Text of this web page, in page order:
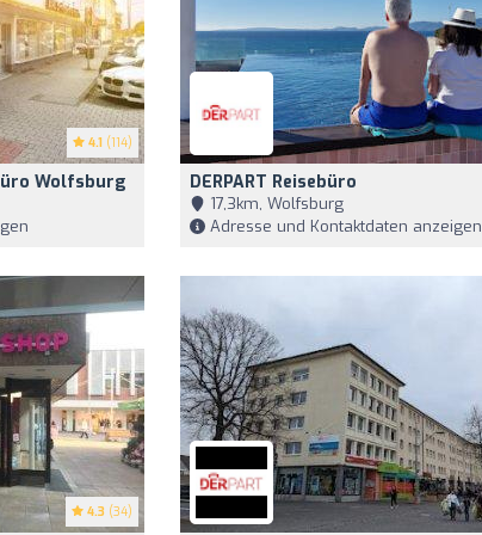
4.1 (114)
Wolfsburg DERPART Reisebüro
17,3km, Wolfsburg
Adresse und Kontaktdaten anzeigen
4.3 (34)